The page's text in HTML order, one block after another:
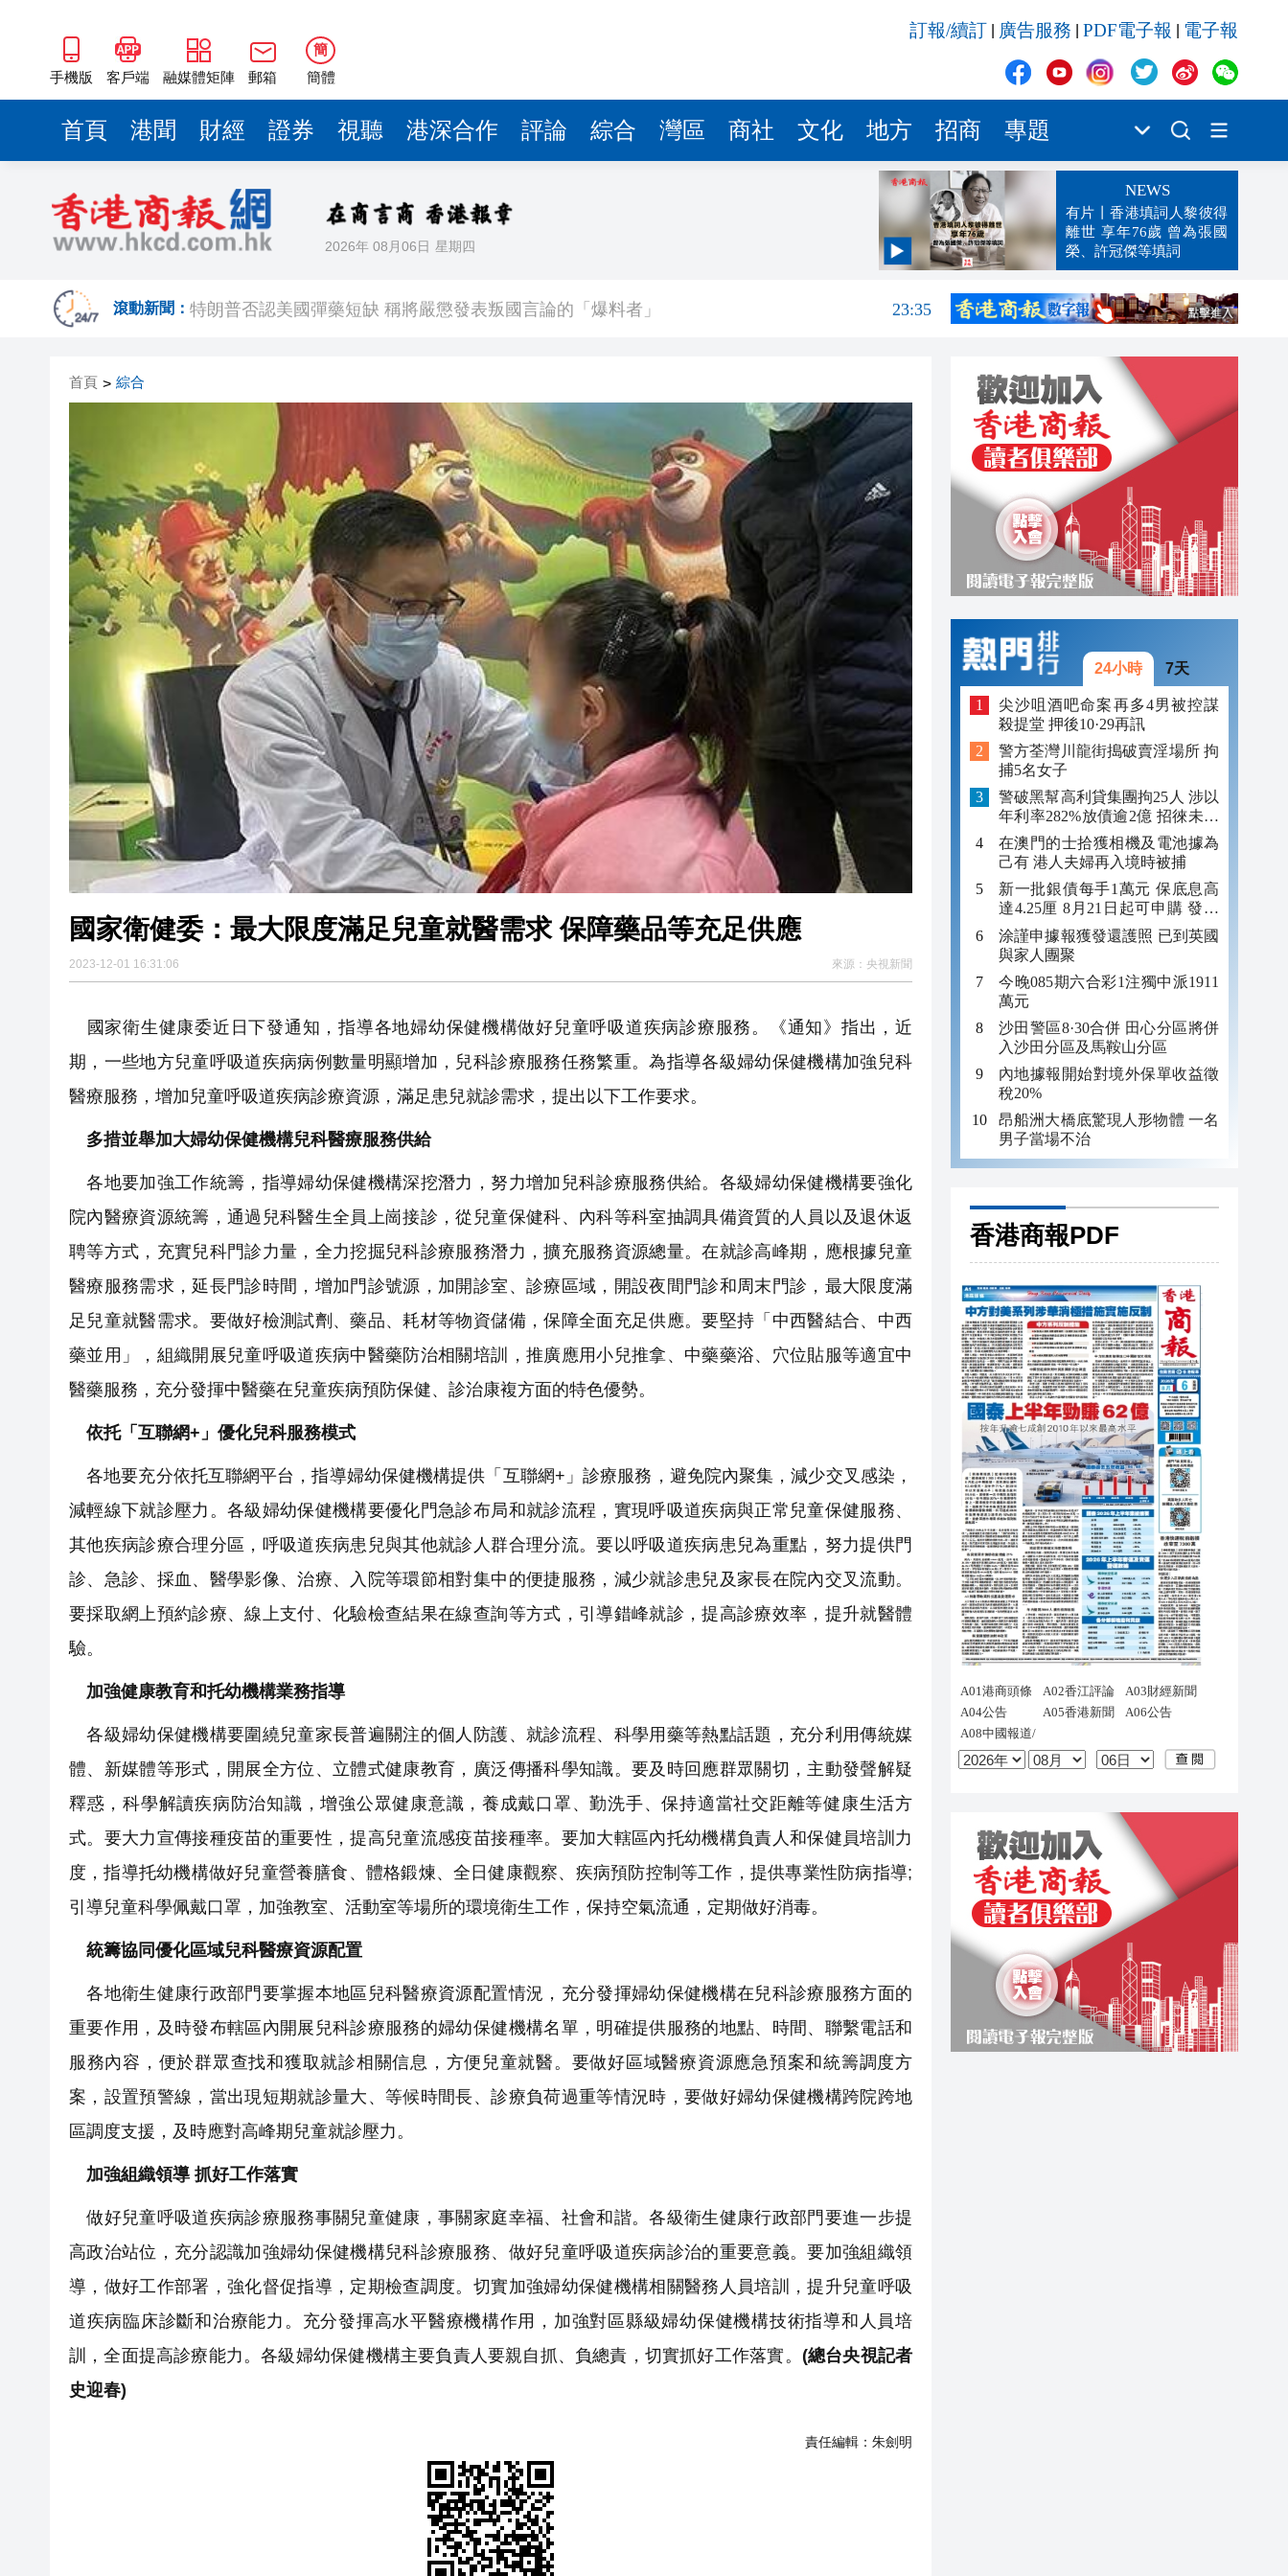
手機版 客戶端 融媒體矩陣 郵箱
簡
簡體
訂報/續訂 廣告服務 PDF電子報 電子報
首頁 港聞 財經 證券 視聽 港深合作 評論 綜合 灣區 商社 文化 地方 招商 專題
2026年 08月06日 星期四
NEWS
有片丨香港填詞人黎彼得
離世 享年76歲 曾為張國
榮、許冠傑等填詞
滾動新聞：
23:38
特朗普否認美國彈藥短缺 稱將嚴懲發表叛國言論的「爆料者」
23:35
東涌巴士撞電單車 巴士司機涉危駕被捕
23:12
有片丨清淡不等於吃素！ 清淡飲食正在毀掉很多老人的晚年健康
23:00
有片丨日本強震最新監控：病患正進行腹部手術 設備劇烈晃動
22:54
【展覽】「今朝更好看」名家作品展盛大啟幕 逾百幅名家力作匯聚香江
首頁 > 綜合
國家衛健委：最大限度滿足兒童就醫需求 保障藥品等充足供應
2023-12-01 16:31:06 來源： 央視新聞
國家衛生健康委近日下發通知，指導各地婦幼保健機構做好兒童呼吸道疾病診療服務。《通知》指出，近
期，一些地方兒童呼吸道疾病病例數量明顯增加，兒科診療服務任務繁重。為指導各級婦幼保健機構加強兒科
醫療服務，增加兒童呼吸道疾病診療資源，滿足患兒就診需求，提出以下工作要求。
多措並舉加大婦幼保健機構兒科醫療服務供給
各地要加強工作統籌，指導婦幼保健機構深挖潛力，努力增加兒科診療服務供給。各級婦幼保健機構要強化
院內醫療資源統籌，通過兒科醫生全員上崗接診，從兒童保健科、內科等科室抽調具備資質的人員以及退休返
聘等方式，充實兒科門診力量，全力挖掘兒科診療服務潛力，擴充服務資源總量。在就診高峰期，應根據兒童
醫療服務需求，延長門診時間，增加門診號源，加開診室、診療區域，開設夜間門診和周末門診，最大限度滿
足兒童就醫需求。要做好檢測試劑、藥品、耗材等物資儲備，保障全面充足供應。要堅持「中西醫結合、中西
藥並用」，組織開展兒童呼吸道疾病中醫藥防治相關培訓，推廣應用小兒推拿、中藥藥浴、穴位貼服等適宜中
醫藥服務，充分發揮中醫藥在兒童疾病預防保健、診治康複方面的特色優勢。
依托「互聯網+」優化兒科服務模式
各地要充分依托互聯網平台，指導婦幼保健機構提供「互聯網+」診療服務，避免院內聚集，減少交叉感染，
減輕線下就診壓力。各級婦幼保健機構要優化門急診布局和就診流程，實現呼吸道疾病與正常兒童保健服務、
其他疾病診療合理分區，呼吸道疾病患兒與其他就診人群合理分流。要以呼吸道疾病患兒為重點，努力提供門
診、急診、採血、醫學影像、治療、入院等環節相對集中的便捷服務，減少就診患兒及家長在院內交叉流動。
要採取網上預約診療、線上支付、化驗檢查結果在線查詢等方式，引導錯峰就診，提高診療效率，提升就醫體
驗。
加強健康教育和托幼機構業務指導
各級婦幼保健機構要圍繞兒童家長普遍關注的個人防護、就診流程、科學用藥等熱點話題，充分利用傳統媒
體、新媒體等形式，開展全方位、立體式健康教育，廣泛傳播科學知識。要及時回應群眾關切，主動發聲解疑
釋惑，科學解讀疾病防治知識，增強公眾健康意識，養成戴口罩、勤洗手、保持適當社交距離等健康生活方
式。要大力宣傳接種疫苗的重要性，提高兒童流感疫苗接種率。要加大轄區內托幼機構負責人和保健員培訓力
度，指導托幼機構做好兒童營養膳食、體格鍛煉、全日健康觀察、疾病預防控制等工作，提供專業性防病指導;
引導兒童科學佩戴口罩，加強教室、活動室等場所的環境衛生工作，保持空氣流通，定期做好消毒。
統籌協同優化區域兒科醫療資源配置
各地衛生健康行政部門要掌握本地區兒科醫療資源配置情況，充分發揮婦幼保健機構在兒科診療服務方面的
重要作用，及時發布轄區內開展兒科診療服務的婦幼保健機構名單，明確提供服務的地點、時間、聯繫電話和
服務內容，便於群眾查找和獲取就診相關信息，方便兒童就醫。要做好區域醫療資源應急預案和統籌調度方
案，設置預警線，當出現短期就診量大、等候時間長、診療負荷過重等情況時，要做好婦幼保健機構跨院跨地
區調度支援，及時應對高峰期兒童就診壓力。
加強組織領導 抓好工作落實
做好兒童呼吸道疾病診療服務事關兒童健康，事關家庭幸福、社會和諧。各級衛生健康行政部門要進一步提
高政治站位，充分認識加強婦幼保健機構兒科診療服務、做好兒童呼吸道疾病診治的重要意義。要加強組織領
導，做好工作部署，強化督促指導，定期檢查調度。切實加強婦幼保健機構相關醫務人員培訓，提升兒童呼吸
道疾病臨床診斷和治療能力。充分發揮高水平醫療機構作用，加強對區縣級婦幼保健機構技術指導和人員培
訓，全面提高診療能力。各級婦幼保健機構主要負責人要親自抓、負總責，切實抓好工作落實。 (總台央視記者
史迎春)
責任編輯： 朱劍明
24小時 7天
尖沙咀酒吧命案再多4男被控謀
殺提堂 押後10·29再訊
警方荃灣川龍街搗破賣淫場所 拘
捕5名女子
警破黑幫高利貸集團拘25人 涉以
年利率282%放債逾2億 招徠未成
年追數
在澳門的士拾獲相機及電池據為
己有 港人夫婦再入境時被捕
新一批銀債每手1萬元 保底息高
達4.25厘 8月21日起可申購 發行
金額最多550億
涂謹申據報獲發還護照 已到英國
與家人團聚
今晚085期六合彩1注獨中派1911
萬元
沙田警區8·30合併 田心分區將併
入沙田分區及馬鞍山分區
內地據報開始對境外保單收益徵
稅20%
昂船洲大橋底驚現人形物體 一名
男子當場不治
香港商報PDF